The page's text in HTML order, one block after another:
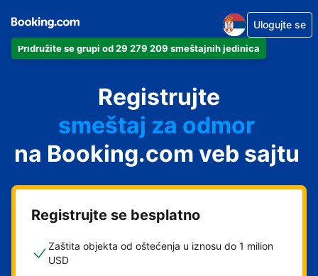
Pridružite se grupi od 29 279 209 smeštajnih jedinica
Ulogujte se
Registrujte
apartman
hotel
smeštaj za odmor
pansion
hostel
na Booking.com veb sajtu
Registrujte se besplatno
Zaštita objekta od oštećenja u iznosu do 1 milion
USD